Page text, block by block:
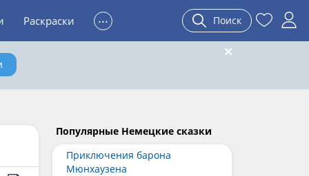
Раскраски ... Поиск
Популярные Немецкие сказки
Приключения барона
Мюнхаузена